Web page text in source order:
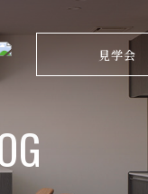
見学会